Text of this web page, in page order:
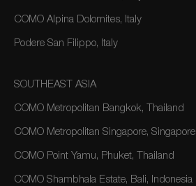
COMO Alpina Dolomites, Italy
Podere San Filippo, Italy
SOUTHEAST ASIA
COMO Metropolitan Bangkok, Thailand
COMO Metropolitan Singapore, Singapore
COMO Point Yamu, Phuket, Thailand
COMO Shambhala Estate, Bali, Indonesia